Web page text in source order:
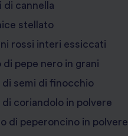
di cannella
stellato
rossi interi essiccati
di pepe nero in grani
di semi di finocchio
di coriandolo in polvere
di peperoncino in polvere